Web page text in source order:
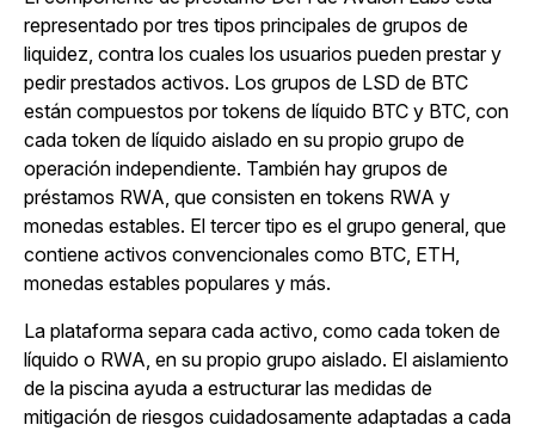
representado por tres tipos principales de grupos de
liquidez, contra los cuales los usuarios pueden prestar y
pedir prestados activos. Los grupos de LSD de BTC
están compuestos por tokens de líquido BTC y BTC, con
cada token de líquido aislado en su propio grupo de
operación independiente. También hay grupos de
préstamos RWA, que consisten en tokens RWA y
monedas estables. El tercer tipo es el grupo general, que
contiene activos convencionales como BTC, ETH,
monedas estables populares y más.
La plataforma separa cada activo, como cada token de
líquido o RWA, en su propio grupo aislado. El aislamiento
de la piscina ayuda a estructurar las medidas de
mitigación de riesgos cuidadosamente adaptadas a cada